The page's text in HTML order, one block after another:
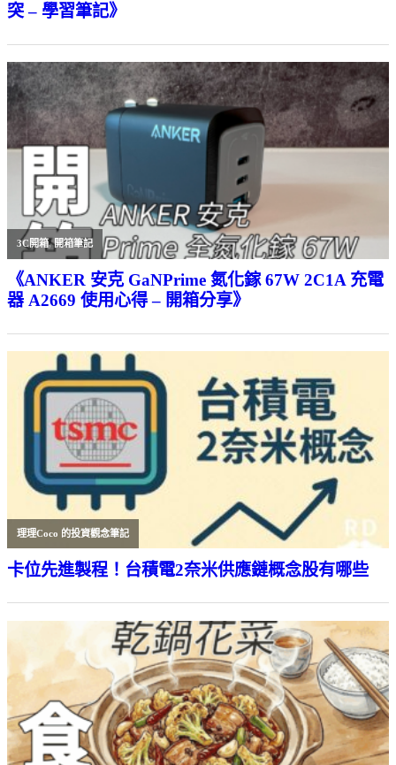
突 – 學習筆記》
3C開箱,開箱筆記
《ANKER 安克 GaNPrime 氮化鎵 67W 2C1A 充電
器 A2669 使用心得 – 開箱分享》
理理Coco 的投資觀念筆記
卡位先進製程！台積電2奈米供應鏈概念股有哪些